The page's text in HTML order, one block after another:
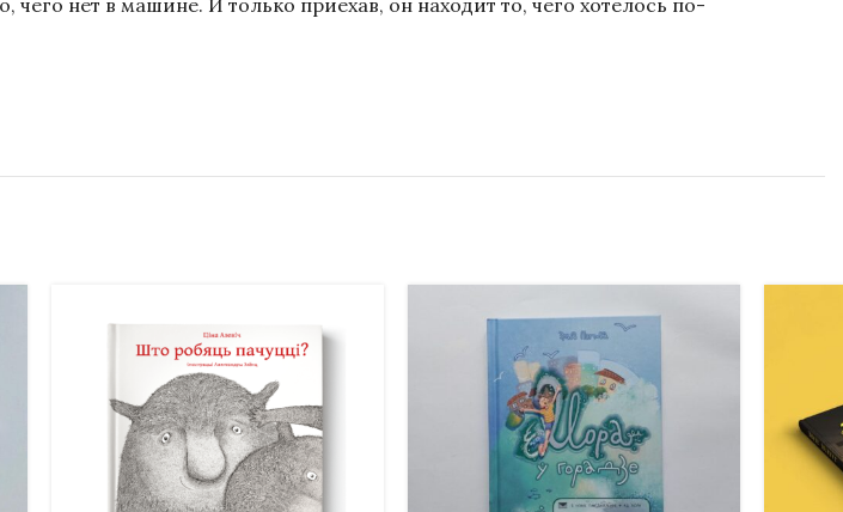
нет в машине. И только приехав, он находит то, чего хотелось по-